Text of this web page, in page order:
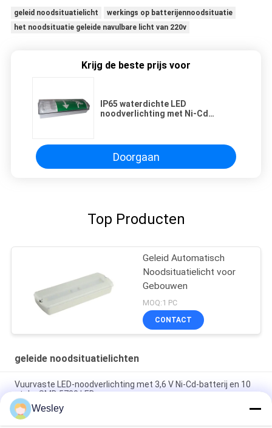
geleid noodsituatielicht
werkings op batterijennoodsituatie
het noodsituatie geleide navulbare licht van 220v
Krijg de beste prijs voor
IP65 waterdichte LED
noodverlichting met Ni-Cd
Doorgaan
Top Producten
Geleid Automatisch
Noodsituatielicht voor
Gebouwen
MOQ:1 PC
CONTACT
geleide noodsituatielichten
Vuurvaste LED-noodverlichting met 3,6 V Ni-Cd-batterij en 10
stuks SMD 5730 LED
Brandwerend ABS LED noodlicht met 10 stuks SMD 5730 LED
Wesley